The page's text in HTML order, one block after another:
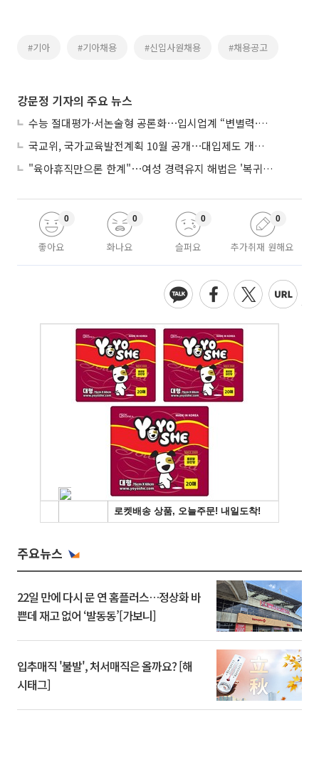
#기아 #기아채용 #신입사원채용 #채용공고
강문정 기자의 주요 뉴스
수능 절대평가·서논술형 공론화⋯입시업계 “변별력·사교육 대책 먼저”
국교위, 국가교육발전계획 10월 공개⋯대입제도 개편 공론화 추진
"육아휴직만으론 한계"⋯여성 경력유지 해법은 '복귀 후 유연근무’
좋아요
0
화나요
0
슬퍼요
0
추가취재 원해요
0
주요뉴스
22일 만에 다시 문 연 홈플러스…정상화 바
쁜데 재고 없어 ‘발동동’[가보니]
입추매직 '불발', 처서매직은 올까요? [해
시태그]